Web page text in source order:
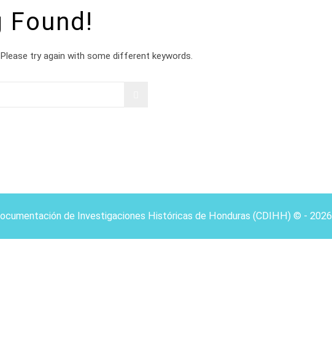
Found!
try again with some different keywords.
de Investigaciones Históricas de Honduras (CDIHH) © - 2026